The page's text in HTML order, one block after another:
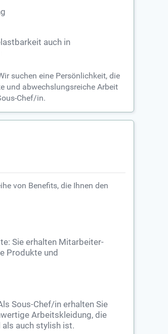
auch in
suchen eine Persönlichkeit, die
und abwechslungsreiche Arbeit
Chef/in.
von Benefits, die Ihnen den
Sie erhalten Mitarbeiter-
Produkte und
Sous-Chef/in erhalten Sie
Arbeitskleidung, die
auch stylish ist.